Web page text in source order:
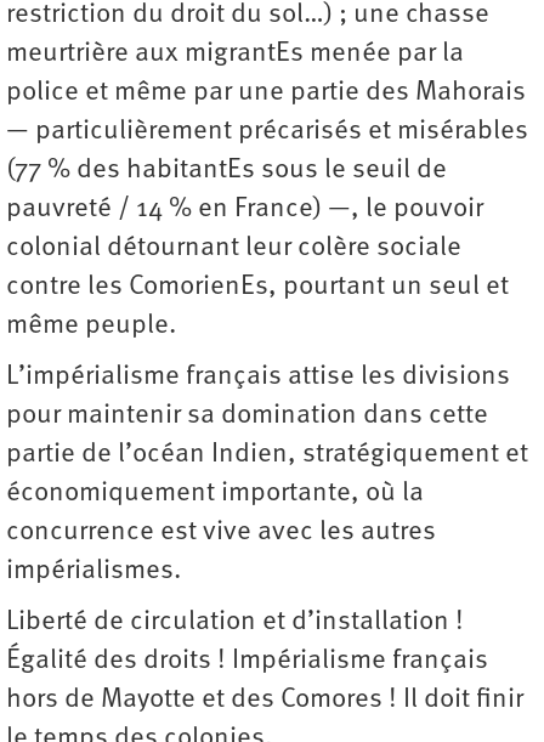
restriction du droit du sol…) ; une chasse
meurtrière aux migrantEs menée par la
police et même par une partie des Mahorais
— particulièrement précarisés et misérables
(77 % des habitantEs sous le seuil de
pauvreté / 14 % en France) —, le pouvoir
colonial détournant leur colère sociale
contre les ComorienEs, pourtant un seul et
même peuple.
L’impérialisme français attise les divisions
pour maintenir sa domination dans cette
partie de l’océan Indien, stratégiquement et
économiquement importante, où la
concurrence est vive avec les autres
impérialismes.
Liberté de circulation et d’installation !
Égalité des droits ! Impérialisme français
hors de Mayotte et des Comores ! Il doit finir